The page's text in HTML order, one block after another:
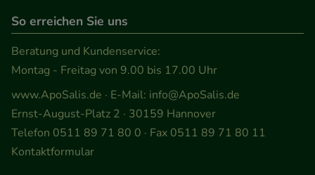
So erreichen Sie uns
Beratung und Kundenservice:
Montag - Freitag von 9.00 bis 17.00 Uhr
www.ApoSalis.de · E-Mail: info@ApoSalis.de
Ernst-August-Platz 2 · 30159 Hannover
Telefon 0511 89 71 80 0 · Fax 0511 89 71 80 11
Kontaktformular